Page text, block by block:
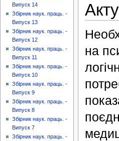
на
Випуск 14
Збірник наук. праць. -
Випуск 13
Збірник наук. праць. -
Випуск 12
Збірник наук. праць. -
Випуск 11
Збірник наук. праць. -
Випуск 10
Збірник наук. праць. -
Випуск 9
Збірник наук. праць. -
Випуск 8
Збірник наук. праць. -
Випуск 7
Збірник наук. праць. -